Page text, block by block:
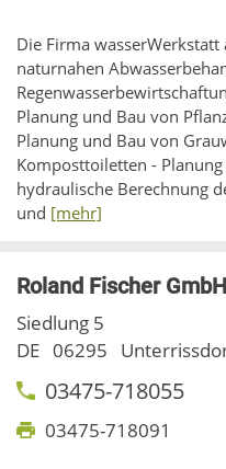
Die Firma
naturnahen
Planung und Bau von
Planung und Bau von
Komposttoiletten -
hydraulische Berechnung
und [mehr]
Roland Fischer GmbH
Siedlung 5
DE 06295
03475-718055
03475-718091